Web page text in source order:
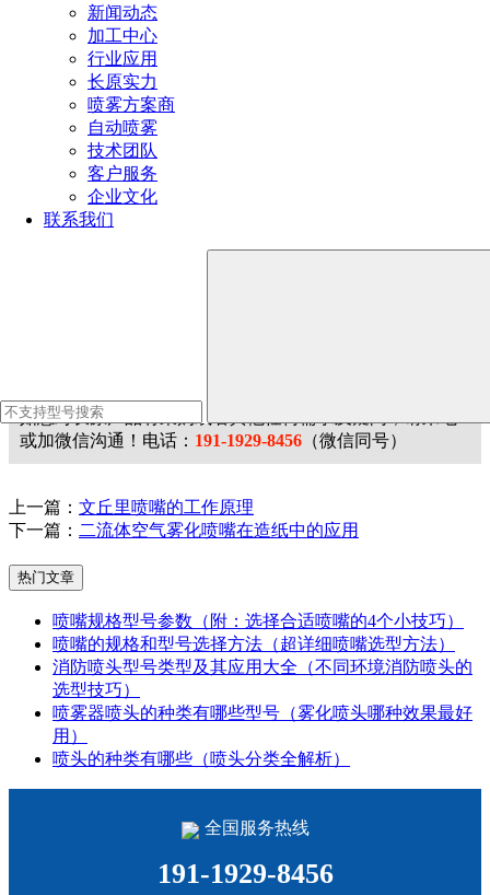
新闻动态
加工中心
行业应用
长原实力
喷雾方案商
自动喷雾
技术团队
客户服务
企业文化
联系我们
考虑品牌和售后服务
选择知名品牌和具有良好售后服务的厂家可以提供更好的
产品质量和技术支持。在购买前可以了解厂家的信誉、产品质
量和售后服务情况，以便在使用过程中获得及时的帮助和支
选购适合自己的文丘里喷嘴需要考虑多方面因素，包括需
求明确、了解文丘里喷嘴的类型和特点、选择合适的材质、参
如您对长原产品有采购或者其他任何需求及疑问，请来电
或加微信沟通！电话： 191-1929-8456 （微信同号）
上一篇： 文丘里喷嘴的工作原理
下一篇： 二流体空气雾化喷嘴在造纸中的应用
热门文章
喷嘴规格型号参数（附：选择合适喷嘴的4个小技巧）
喷嘴的规格和型号选择方法（超详细喷嘴选型方法）
消防喷头型号类型及其应用大全（不同环境消防喷头的
选型技巧）
喷雾器喷头的种类有哪些型号（雾化喷头哪种效果最好
用）
喷头的种类有哪些（喷头分类全解析）
全国服务热线
191-1929-8456